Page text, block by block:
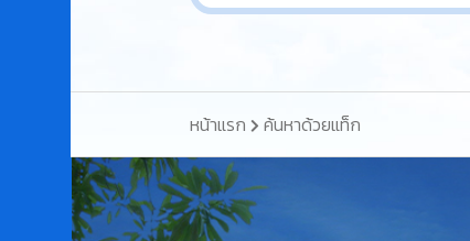
หน้าแรก ค้นหาด้วยแท็ก